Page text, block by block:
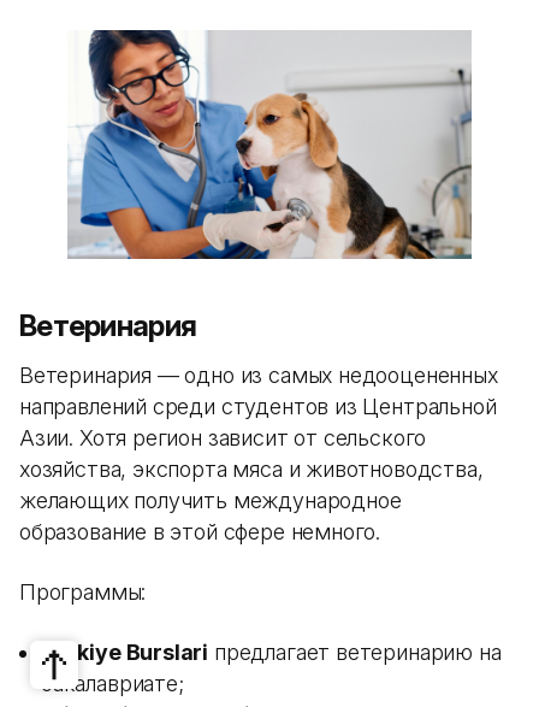
Ветеринария
Ветеринария — одно из самых недооцененных
направлений среди студентов из Центральной
Азии. Хотя регион зависит от сельского
хозяйства, экспорта мяса и животноводства,
желающих получить международное
образование в этой сфере немного.
Программы:
Turkiye Burslari предлагает ветеринарию на
бакалавриате;